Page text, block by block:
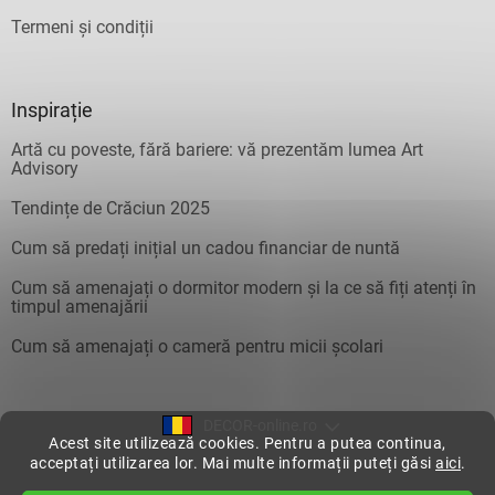
Acest site utilizează cookies. Pentru a putea continua,
acceptați utilizarea lor. Mai multe informații puteți găsi aici.
Termeni și condiții
Inspirație
Artă cu poveste, fără bariere: vă prezentăm lumea Art
Advisory
Tendințe de Crăciun 2025
Cum să predați inițial un cadou financiar de nuntă
Cum să amenajați o dormitor modern și la ce să fiți atenți în
timpul amenajării
Cum să amenajați o cameră pentru micii școlari
Creat de Shoptet